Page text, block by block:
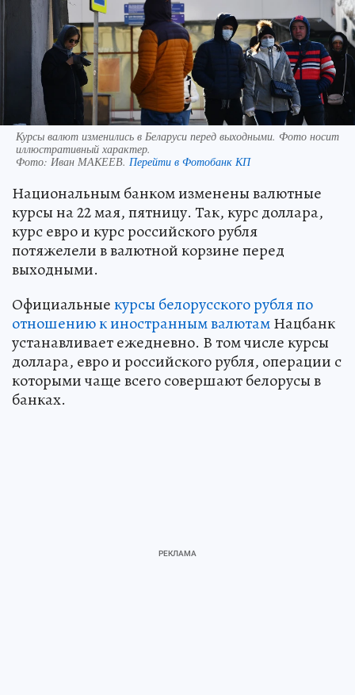
Курсы валют изменились в Беларуси перед выходными. Фото носит
иллюстративный характер.
Фото: Иван МАКЕЕВ. Перейти в Фотобанк КП
Национальным банком изменены валютные
курсы на 22 мая, пятницу. Так, курс доллара,
курс евро и курс российского рубля
потяжелели в валютной корзине перед
выходными.
Официальныекурсы белорусского рубля по
отношению к иностранным валютамНацбанк
устанавливает ежедневно. В том числе курсы
доллара, евро и российского рубля, операции с
которыми чаще всего совершают белорусы в
банках.